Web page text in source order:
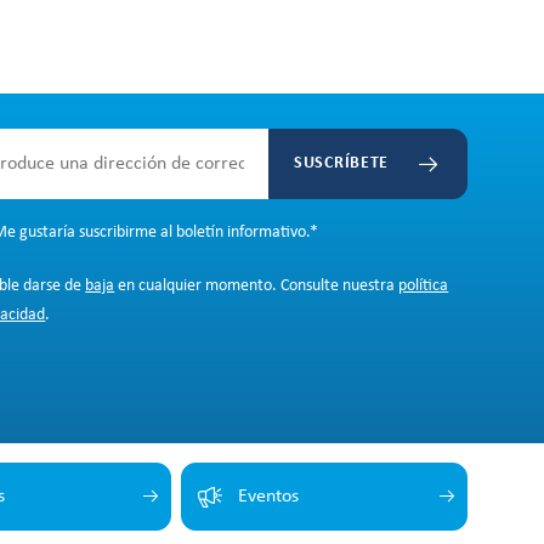
SUSCRÍBETE
gustaría suscribirme al boletín informativo.*
darse de baja en cualquier momento. Consulte nuestra política
.
Eventos